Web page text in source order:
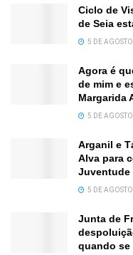
Ciclo de
de Seia
5 DE
Agora é
de mim e
Margarida
5 DE
Arganil e
Alva para
Juventude
5 DE
Junta de
quando se